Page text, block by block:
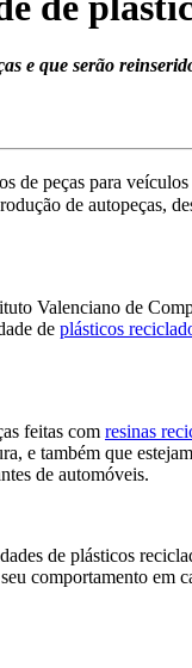
e que serão
de peças para
de autopeças,
Valenciano de
de plásticos
feitas com resinas
e também que
de automóveis.
de plásticos
comportamento em